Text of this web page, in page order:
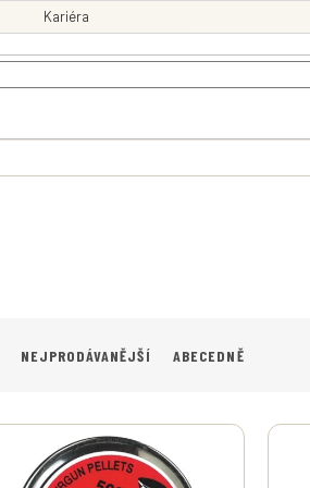
Kariéra
NEJPRODÁVANĚJŠÍ ABECEDNĚ